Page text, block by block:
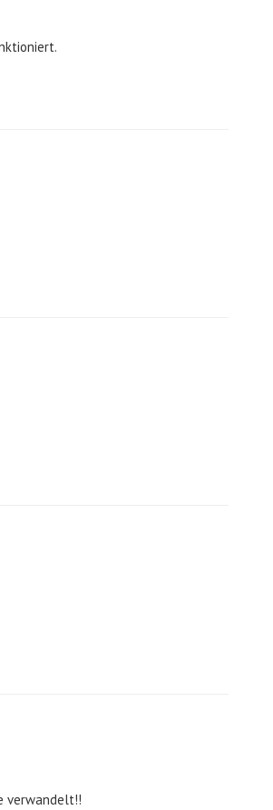
verwandelt!!